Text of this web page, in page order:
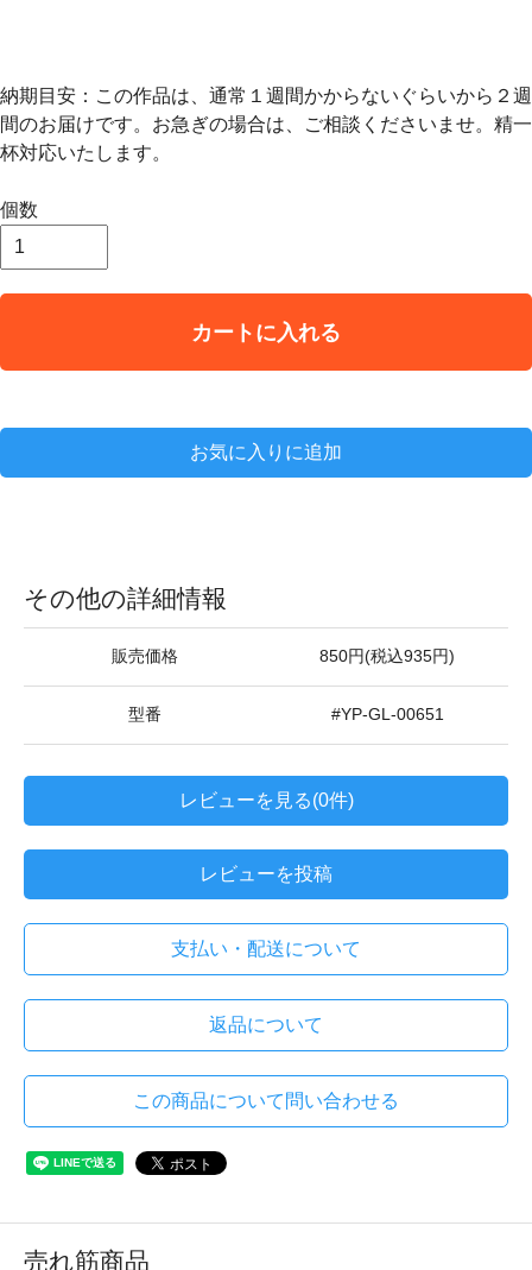
納期目安：この作品は、通常１週間かからないぐらいから２週
間のお届けです。お急ぎの場合は、ご相談くださいませ。精一
杯対応いたします。
個数
カートに入れる
お気に入りに追加
その他の詳細情報
販売価格 850円(税込935円)
型番 #YP-GL-00651
レビューを見る(0件)
レビューを投稿
支払い・配送について
返品について
この商品について問い合わせる
売れ筋商品